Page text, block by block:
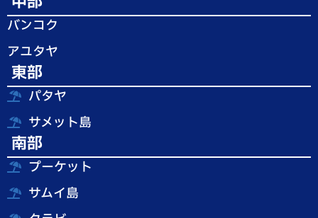
バンコク
アユタヤ
東部
パタヤ
サメット島
南部
プーケット
サムイ島